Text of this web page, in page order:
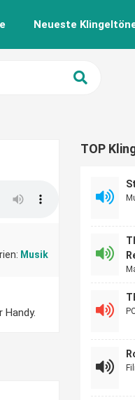
Neueste
Musik
Handy.
TOP